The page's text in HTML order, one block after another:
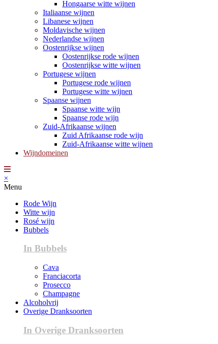
Hongaarse witte wijnen
Italiaanse wijnen
Libanese wijnen
Moldavische wijnen
Nederlandse wijnen
Oostenrijkse wijnen
Oostenrijkse rode wijnen
Oostenrijkse witte wijnen
Portugese wijnen
Portugese rode wijnen
Portugese witte wijnen
Spaanse wijnen
Spaanse witte wijn
Spaanse rode wijn
Zuid-Afrikaanse wijnen
Zuid Afrikaanse rode wijn
Zuid-Afrikaanse witte wijnen
Wijndomeinen
×
Menu
Rode Wijn
Witte wijn
Rosé wijn
Bubbels
In Bubbels
Cava
Franciacorta
Prosecco
Champagne
Alcoholvrij
Overige Dranksoorten
In Overige Dranksoorten